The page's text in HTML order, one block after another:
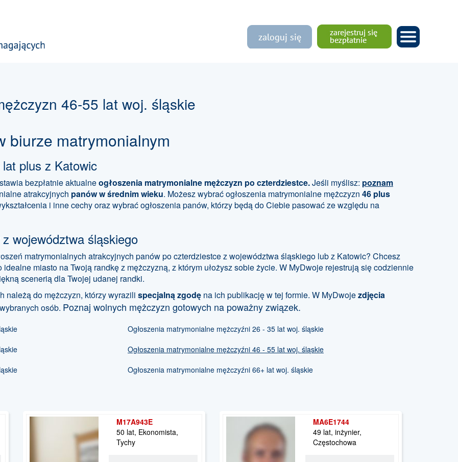
46-55 lat woj. śląskie
biurze matrymonialnym
plus z Katowic
bezpłatnie aktualneogłoszenia matrymonialne mężczyzn po czterdziestce.Jeśli myślisz: poznam
atrakcyjnych panów w średnim wieku. Możesz wybrać ogłoszenia matrymonialne mężczyzn 46 plus
i inne cechy oraz wybrać ogłoszenia panów, którzy będą do Ciebie pasować ze względu na
województwa śląskiego
matrymonialnych atrakcyjnych panów po czterdziestce z województwa śląskiego lub z Katowic? Chcesz
idealne miasto na Twoją randkę z mężczyzną, z którym ułożysz sobie życie. W MyDwoje rejestrują się codziennie
scenerią dla Twojej udanej randki.
należą do mężczyzn, którzy wyrazili specjalną zgodę na ich publikację w tej formie. W MyDwojezdjęcia
osób. Poznaj wolnych mężczyzn gotowych na poważny związek.
Ogłoszenia matrymonialne mężczyźni 26 - 35 lat woj. śląskie
Ogłoszenia matrymonialne mężczyźni 46 - 55 lat woj. śląskie
Ogłoszenia matrymonialne mężczyźni 66+ lat woj. śląskie
M17A943E
50 lat, Ekonomista,
Tychy
MA6E1744
49 lat, inżynier,
Częstochowa